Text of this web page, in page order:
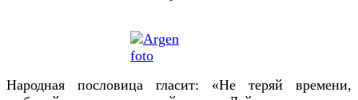
Народная пословица гласит: «Не теряй времени,